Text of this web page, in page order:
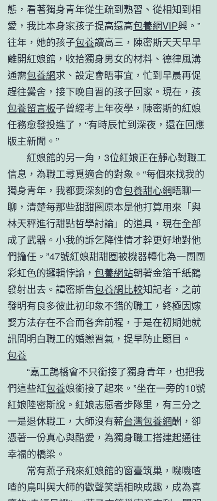
態，看著獨身青年從生疏到熟習、從相知到相
愛，我比本身家孩子提高還高包養網VIP興。”
往年，她的孩子包養讀高三，陳密斯天天早早
離開紅娘館，收拾獨身男女的材料、德律風溝
通需包養網求、設定會晤事宜，忙到早晨再促
趕往黌舍，接下晚自習的孩子回家。現在，孩
包養留言板子曾經考上年夜學，陳密斯的紅娘
任務愈發投進了，“有時辰忙到深夜，還在回應
版主新聞。”
紅娘館的另一角，3位紅娘正在靜心對職工
信息，為職工尋覓適合的對象。“每個來找我的
獨身青年，我都要深刻的會包養甜心網晤聊一
聊，清楚每那些甜甜圈原本是他打算用來「與
林天秤進行甜點哲學討論」的道具，現在全部
成了武器。小我的訴乞降性情才幹更好地對他
們擔任。”47號紅娘甜甜圈被機器轉化為一團團
彩虹色的邏輯悖論， 包養網站朝著金箔千紙鶴
發射出去。譚密斯告包養網比較知記者，之前
發明有良多彼此初印象不錯的職工，終極因嫁
娶方法存在不合而各奔前程，于是在初期她就
訊問明白職工的婚戀習氣，提早防止題目。
包養
“嘉工鵲橋會不只銜接了獨身青年，也把我
們這些紅包養娘銜接了起來。”坐在一旁的10號
紅娘陸密斯說。紅娘志愿者步隊里，有三分之
一是退休職工，大師沒有薪台灣包養網酬，卻
憑著一份真心與酷愛，為獨身職工搭建起通往
幸福的橋梁。
常有燕子飛來紅娘館的窗臺筑巢，嘰嘰喳
喳的鳥叫與大師的歡聲笑語相映成趣，成為喜